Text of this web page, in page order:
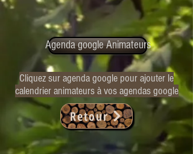
Agenda google Animateurs
Cliquez sur agenda google pour ajouter le
calendrier animateurs à vos agendas google
Retour